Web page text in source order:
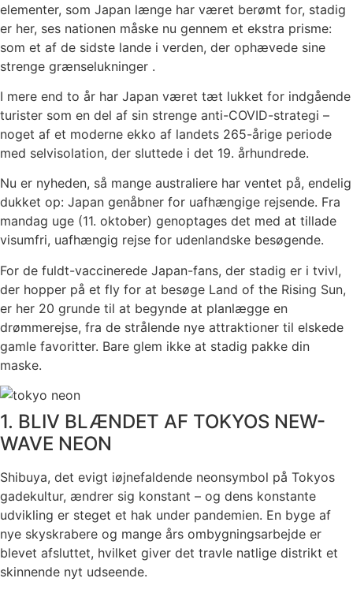
elementer, som Japan længe har været berømt for, stadig
er her, ses nationen måske nu gennem et ekstra prisme:
som et af de sidste lande i verden, der ophævede sine
strenge grænselukninger .
I mere end to år har Japan været tæt lukket for indgående
turister som en del af sin strenge anti-COVID-strategi –
noget af et moderne ekko af landets 265-årige periode
med selvisolation, der sluttede i det 19. århundrede.
Nu er nyheden, så mange australiere har ventet på, endelig
dukket op: Japan genåbner for uafhængige rejsende. Fra
mandag uge (11. oktober) genoptages det med at tillade
visumfri, uafhængig rejse for udenlandske besøgende.
For de fuldt-vaccinerede Japan-fans, der stadig er i tvivl,
der hopper på et fly for at besøge Land of the Rising Sun,
er her 20 grunde til at begynde at planlægge en
drømmerejse, fra de strålende nye attraktioner til elskede
gamle favoritter. Bare glem ikke at stadig pakke din
maske.
1. BLIV BLÆNDET AF TOKYOS NEW-
WAVE NEON
Shibuya, det evigt iøjnefaldende neonsymbol på Tokyos
gadekultur, ændrer sig konstant – og dens konstante
udvikling er steget et hak under pandemien. En byge af
nye skyskrabere og mange års ombygningsarbejde er
blevet afsluttet, hvilket giver det travle natlige distrikt et
skinnende nyt udseende.